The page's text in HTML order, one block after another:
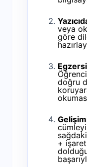
veya
göre
doğru
+